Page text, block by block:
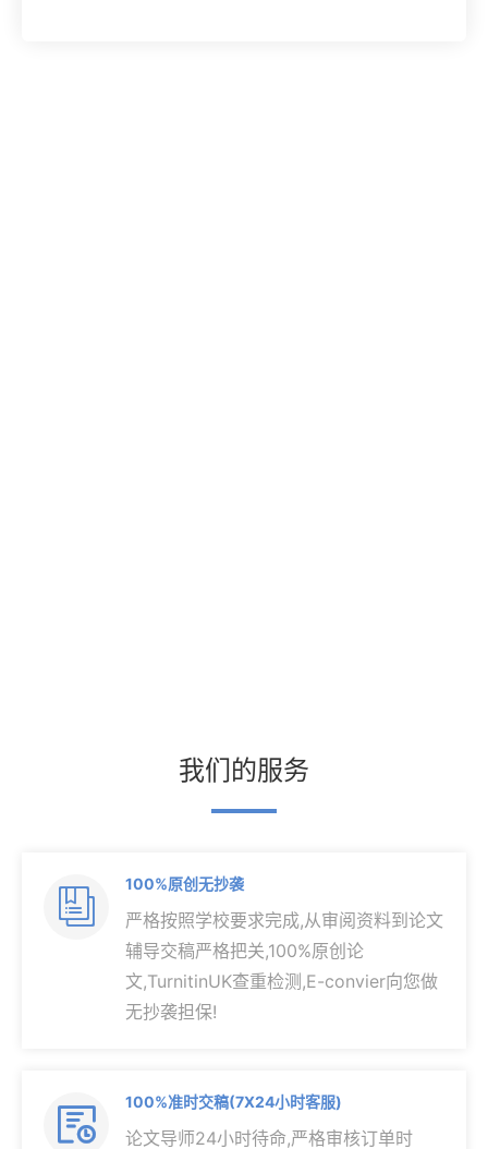
我们的服务

100%原创无抄袭
严格按照学校要求完成,从审阅资料到论文
辅导交稿严格把关,100%原创论
文,TurnitinUK查重检测,E-convier向您做
无抄袭担保!

100%准时交稿(7X24小时客服)
论文导师24小时待命,严格审核订单时